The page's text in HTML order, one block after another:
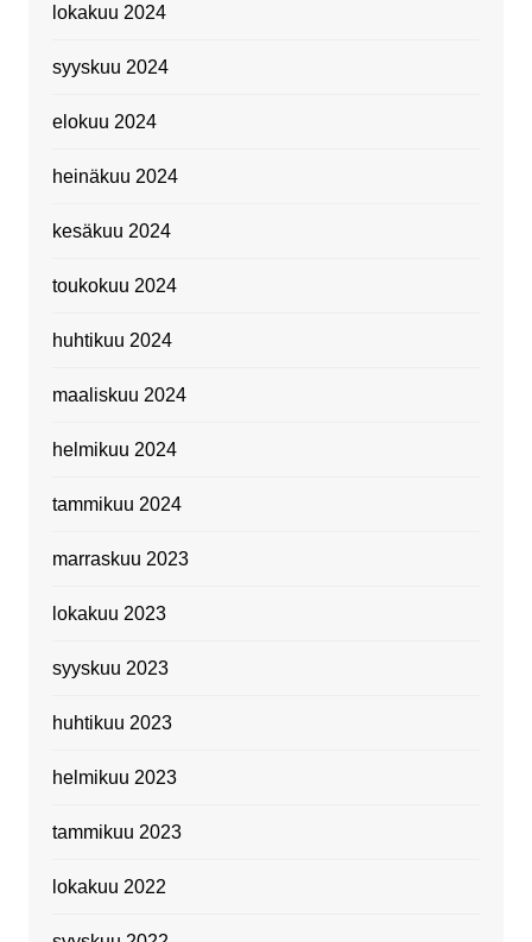
lokakuu 2024
syyskuu 2024
elokuu 2024
heinäkuu 2024
kesäkuu 2024
toukokuu 2024
huhtikuu 2024
maaliskuu 2024
helmikuu 2024
tammikuu 2024
marraskuu 2023
lokakuu 2023
syyskuu 2023
huhtikuu 2023
helmikuu 2023
tammikuu 2023
lokakuu 2022